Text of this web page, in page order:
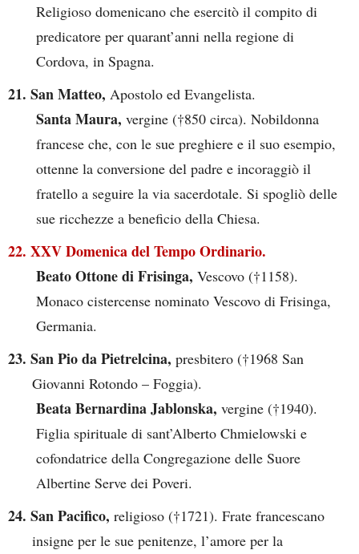
Religioso domenicano che esercitò il compito di
predicatore per quarant’anni nella regione di
Cordova, in Spagna.
21. San Matteo, Apostolo ed Evangelista.
Santa Maura, vergine (†850 circa). Nobildonna
francese che, con le sue preghiere e il suo esempio,
ottenne la conversione del padre e incoraggiò il
fratello a seguire la via sacerdotale. Si spogliò delle
sue ricchezze a beneficio della Chiesa.
22. XXV Domenica del Tempo Ordinario.
Beato Ottone di Frisinga, Vescovo (†1158).
Monaco cistercense nominato Vescovo di Frisinga,
Germania.
23. San Pio da Pietrelcina, presbitero (†1968 San
Giovanni Rotondo – Foggia).
Beata Bernardina Jablonska, vergine (†1940).
Figlia spirituale di sant’Alberto Chmielowski e
cofondatrice della Congregazione delle Suore
Albertine Serve dei Poveri.
24. San Pacifico, religioso (†1721). Frate francescano
insigne per le sue penitenze, l’amore per la